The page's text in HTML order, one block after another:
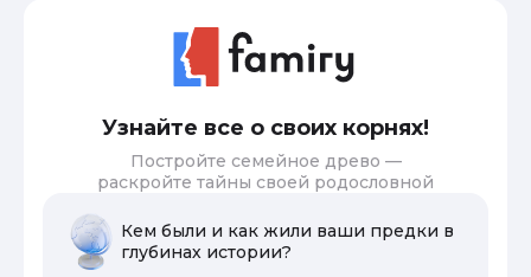
Узнайте все о своих корнях!
Постройте семейное древо —
раскройте тайны своей родословной
Кем были и как жили ваши предки в
глубинах истории?